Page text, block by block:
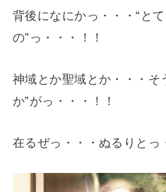
背後になにかっ・・・“と
の”っ・・・！！
神域とか聖域とか・・・そ
か”がっ・・・！！
在るぜっ・・・ぬるりとっ